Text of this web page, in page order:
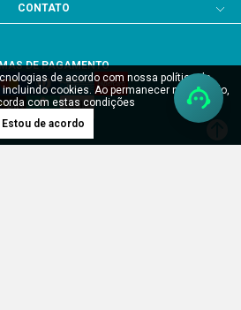
CONTATO
DE PAGAMENTO
de acordo com nossa política de
cookies. Ao permanecer navegando,
com estas condições
Estou de acordo